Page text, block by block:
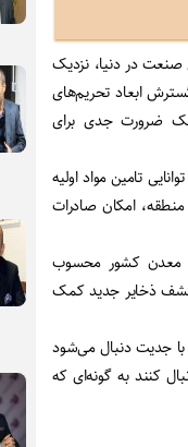
در دنیا، نزدیک
ابعاد تحریم‌های
یک ضرورت جدی برای
تامین مواد اولیه
امکان صادرات
معدن کشور محسوب
کشف ذخایر جدید کمک
با جدیت دنبال می‌شود
کنند به گونه‌ای که